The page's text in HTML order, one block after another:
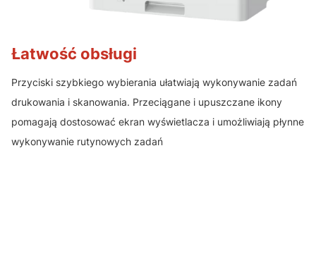
Łatwość obsługi
Przyciski szybkiego wybierania ułatwiają wykonywanie zadań
drukowania i skanowania. Przeciągane i upuszczane ikony
pomagają dostosować ekran wyświetlacza i umożliwiają płynne
wykonywanie rutynowych zadań